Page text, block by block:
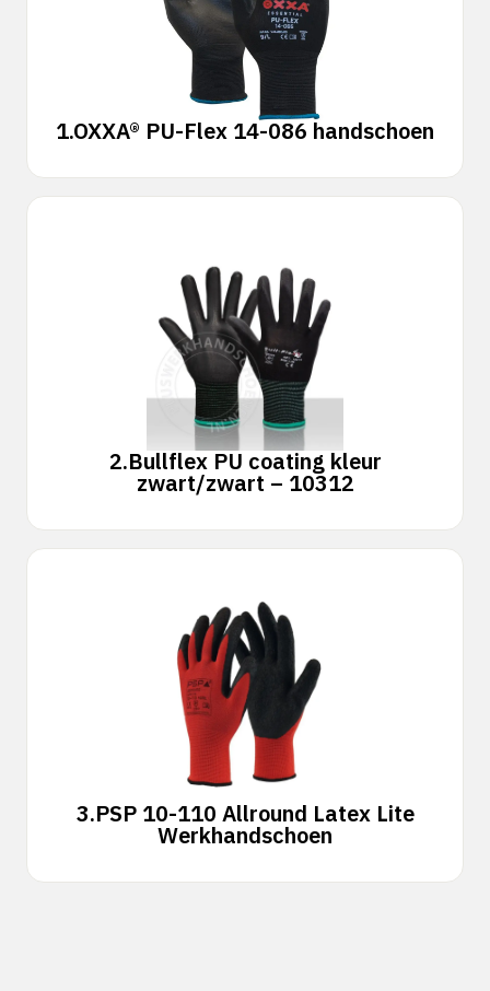
1.OXXA® PU-Flex 14-086 handschoen
2.Bullflex PU coating kleur
zwart/zwart – 10312
3.PSP 10-110 Allround Latex Lite
Werkhandschoen